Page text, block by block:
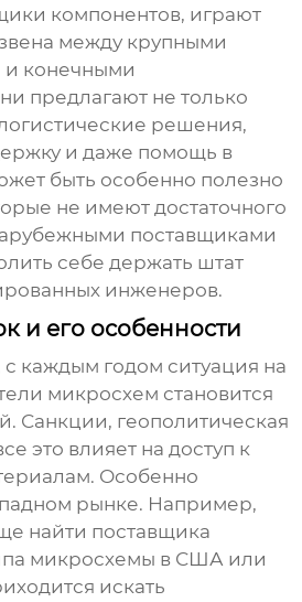
компонентов, играют
между крупными
и конечными
предлагают не только
решения,
и даже помощь в
быть особенно полезно
не имеют достаточного
поставщиками
себе держать штат
инженеров.
и его особенности
каждым годом ситуация на
микросхем становится
Санкции, геополитическая
это влияет на доступ к
Особенно
рынке. Например,
найти поставщика
микросхемы в США или
искать